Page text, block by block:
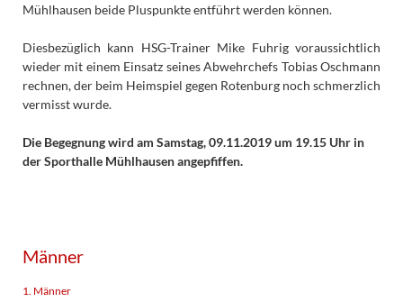
Mühlhausen beide Pluspunkte entführt werden können.
Diesbezüglich kann HSG-Trainer Mike Fuhrig voraussichtlich
wieder mit einem Einsatz seines Abwehrchefs Tobias Oschmann
rechnen, der beim Heimspiel gegen Rotenburg noch schmerzlich
vermisst wurde.
Die Begegnung wird am Samstag, 09.11.2019 um 19.15 Uhr in
der Sporthalle Mühlhausen angepfiffen.
Männer
1. Männer